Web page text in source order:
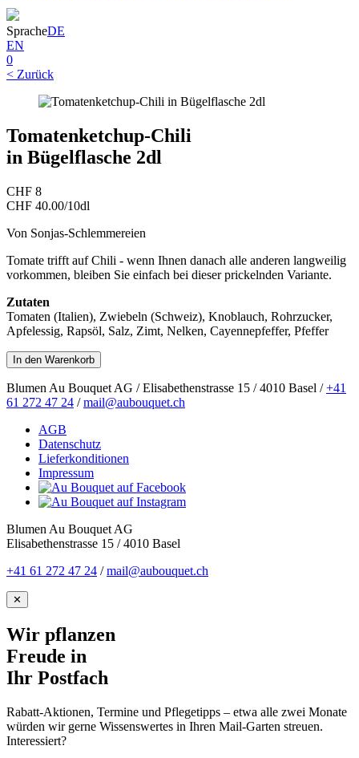
SpracheDE
EN
0
< Zurück
Tomatenketchup-Chili
in Bügelflasche 2dl
CHF 8
CHF 40.00/10dl
Von Sonjas-Schlemmereien
Tomate trifft auf Chili - wenn Ihnen danach alle anderen langweilig
vorkommen, bleiben Sie einfach bei dieser prickelnden Variante.
Zutaten
Tomaten (Italien), Zwiebeln (Schweiz), Knoblauch, Rohrzucker,
Apfelessig, Rapsöl, Salz, Zimt, Nelken, Cayennepfeffer, Pfeffer
Blumen Au Bouquet AG / Elisabethenstrasse 15 / 4010 Basel /+41
61 272 47 24 /mail@aubouquet.ch
AGB
Datenschutz
Lieferkonditionen
Impressum
Blumen Au Bouquet AG
Elisabethenstrasse 15 / 4010 Basel
+41 61 272 47 24 /mail@aubouquet.ch
✕
Wir pflanzen
Freude in
Ihr Postfach
Rabatt-Aktionen, Termine und Pflegetipps – etwa alle zwei Monate
würden wir gerne Wissenswertes in Ihren Mail-Garten streuen.
Interessiert?